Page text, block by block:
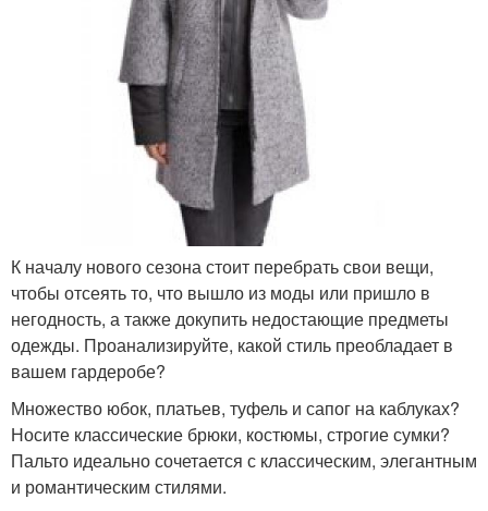
К началу нового сезона стоит перебрать свои вещи,
чтобы отсеять то, что вышло из моды или пришло в
негодность, а также докупить недостающие предметы
одежды. Проанализируйте, какой стиль преобладает в
вашем гардеробе?
Множество юбок, платьев, туфель и сапог на каблуках?
Носите классические брюки, костюмы, строгие сумки?
Пальто идеально сочетается с классическим, элегантным
и романтическим стилями.